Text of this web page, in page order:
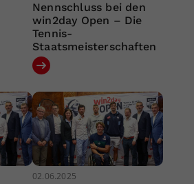
Nennschluss bei den
win2day Open – Die
Tennis-
Staatsmeisterschaften
02.06.2025